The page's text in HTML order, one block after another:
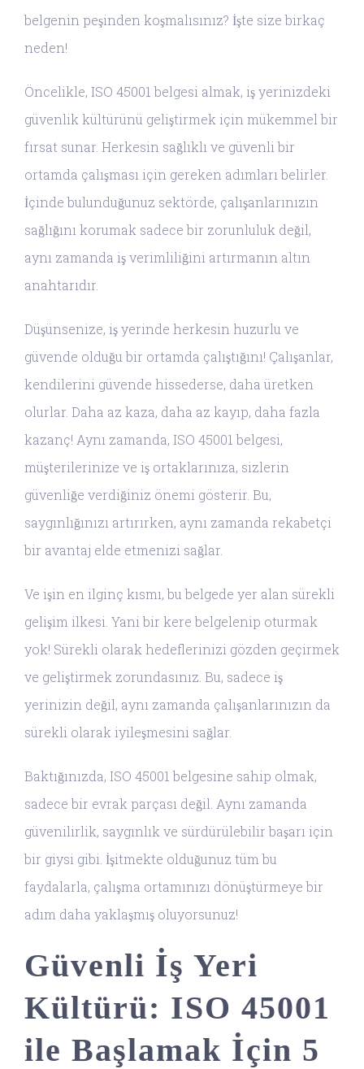
belgenin peşinden koşmalısınız? İşte size birkaç
neden!
Öncelikle, ISO 45001 belgesi almak, iş yerinizdeki
güvenlik kültürünü geliştirmek için mükemmel bir
fırsat sunar. Herkesin sağlıklı ve güvenli bir
ortamda çalışması için gereken adımları belirler.
İçinde bulunduğunuz sektörde, çalışanlarınızın
sağlığını korumak sadece bir zorunluluk değil,
aynı zamanda iş verimliliğini artırmanın altın
anahtarıdır.
Düşünsenize, iş yerinde herkesin huzurlu ve
güvende olduğu bir ortamda çalıştığını! Çalışanlar,
kendilerini güvende hissederse, daha üretken
olurlar. Daha az kaza, daha az kayıp, daha fazla
kazanç! Aynı zamanda, ISO 45001 belgesi,
müşterilerinize ve iş ortaklarınıza, sizlerin
güvenliğe verdiğiniz önemi gösterir. Bu,
saygınlığınızı artırırken, aynı zamanda rekabetçi
bir avantaj elde etmenizi sağlar.
Ve işin en ilginç kısmı, bu belgede yer alan sürekli
gelişim ilkesi. Yani bir kere belgelenip oturmak
yok! Sürekli olarak hedeflerinizi gözden geçirmek
ve geliştirmek zorundasınız. Bu, sadece iş
yerinizin değil, aynı zamanda çalışanlarınızın da
sürekli olarak iyileşmesini sağlar.
Baktığınızda, ISO 45001 belgesine sahip olmak,
sadece bir evrak parçası değil. Aynı zamanda
güvenilirlik, saygınlık ve sürdürülebilir başarı için
bir giysi gibi. İşitmekte olduğunuz tüm bu
faydalarla, çalışma ortamınızı dönüştürmeye bir
adım daha yaklaşmış oluyorsunuz!
Güvenli İş Yeri
Kültürü: ISO 45001
ile Başlamak İçin 5